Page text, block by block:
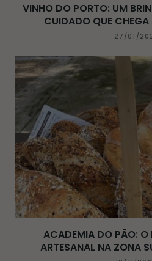
VINHO DO PORTO: UM
CUIDADO QUE
27/01/
ACADEMIA DO PÃO: O
ARTESANAL NA ZONA